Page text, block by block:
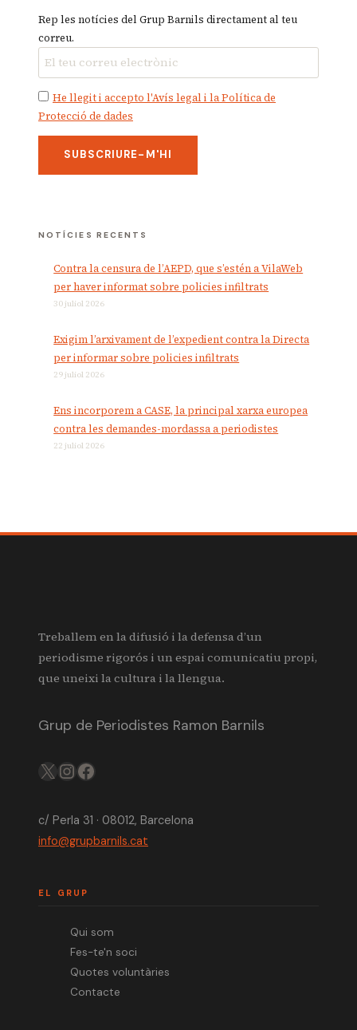
Rep les notícies del Grup Barnils directament al teu
correu.
He llegit i accepto l'Avís legal i la Política de
Protecció de dades
NOTÍCIES RECENTS
Contra la censura de l’AEPD, que s’estén a VilaWeb
per haver informat sobre policies infiltrats
30 juliol 2026
Exigim l’arxivament de l’expedient contra la Directa
per informar sobre policies infiltrats
29 juliol 2026
Ens incorporem a CASE, la principal xarxa europea
contra les demandes-mordassa a periodistes
22 juliol 2026
Treballem en la difusió i la defensa d’un
periodisme rigorós i un espai comunicatiu propi,
que uneixi la cultura i la llengua.
Grup de Periodistes Ramon Barnils
X IGFB
c/ Perla 31 · 08012, Barcelona
info@grupbarnils.cat
EL GRUP
Qui som
Fes-te'n soci
Quotes voluntàries
Contacte